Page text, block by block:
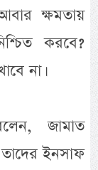
ক্ষমতায়
করবে?
না।
জামাত
ইনসাফ